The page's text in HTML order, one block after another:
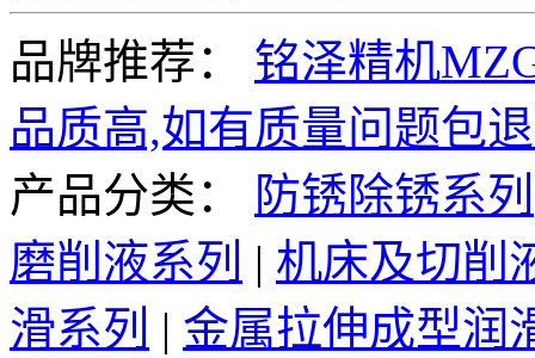
品牌推荐：
铭泽精机
品质高,如有质量问题包
产品分类：
防锈除锈系列
磨削液系列 | 机床及切削
滑系列 | 金属拉伸成型润